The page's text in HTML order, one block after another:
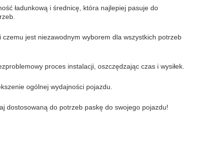
ładunkową i średnicę, która najlepiej pasuje do
czemu jest niezawodnym wyborem dla wszystkich potrzeb
proces instalacji, oszczędzając czas i wysiłek.
ogólnej wydajności pojazdu.
dostosowaną do potrzeb paskę do swojego pojazdu!